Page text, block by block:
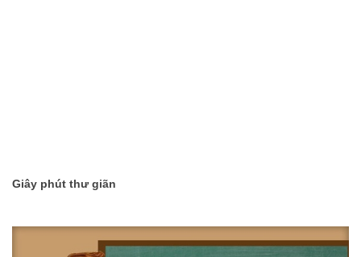
Thái Lan
Giây phút thư giãn